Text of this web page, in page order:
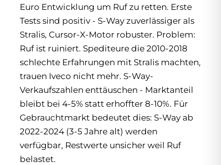
Euro Entwicklung um Ruf zu retten. Erste
Tests sind positiv - S-Way zuverlässiger als
Stralis, Cursor-X-Motor robuster. Problem:
Ruf ist ruiniert. Spediteure die 2010-2018
schlechte Erfahrungen mit Stralis machten,
trauen Iveco nicht mehr. S-Way-
Verkaufszahlen enttäuschen - Marktanteil
bleibt bei 4-5% statt erhoffter 8-10%. Für
Gebrauchtmarkt bedeutet dies: S-Way ab
2022-2024 (3-5 Jahre alt) werden
verfügbar, Restwerte unsicher weil Ruf
belastet.